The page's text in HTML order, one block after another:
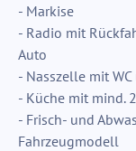
- Markise
- Radio mit
Auto
- Nasszelle mit
- Küche mit mind.
- Frisch- und
Fahrzeugmodell